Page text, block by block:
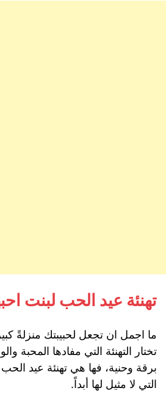
تهنئة عيد الحب لبنت
ما اجمل ان تجعل لحبيبتك منزلةً
تختار التهنئة التي مفادها المحبة
برقة وحنية، فها هي تهنئة عيد الحب
التي لا مثيل لها أبداً.